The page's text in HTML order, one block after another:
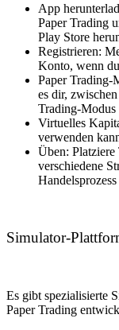
App
Paper Trading
Play Store
Registrieren:
Konto, wenn
Paper Trading-
es dir,
Trading-Modus
Virtuelles
verwenden
Üben: Platziere
verschiedene
Simulator-
Es gibt spezialisierte
Paper Trading